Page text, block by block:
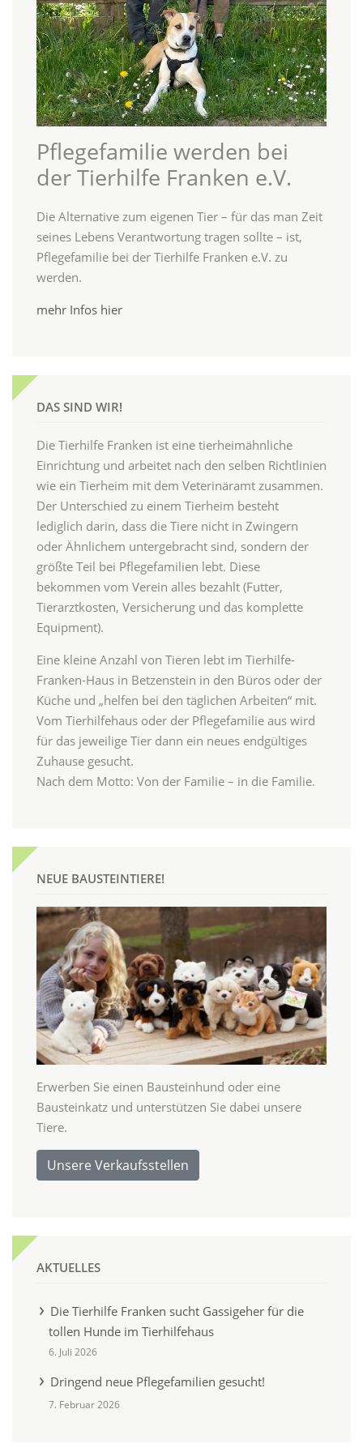
Pflegefamilie werden bei
der Tierhilfe Franken e.V.
Die Alternative zum eigenen Tier – für das man Zeit
seines Lebens Verantwortung tragen sollte – ist,
Pflegefamilie bei der Tierhilfe Franken e.V. zu
werden.
mehr Infos hier
DAS SIND WIR!
Die Tierhilfe Franken ist eine tierheimähnliche
Einrichtung und arbeitet nach den selben Richtlinien
wie ein Tierheim mit dem Veterinäramt zusammen.
Der Unterschied zu einem Tierheim besteht
lediglich darin, dass die Tiere nicht in Zwingern
oder Ähnlichem untergebracht sind, sondern der
größte Teil bei Pflegefamilien lebt. Diese
bekommen vom Verein alles bezahlt (Futter,
Tierarztkosten, Versicherung und das komplette
Equipment).
Eine kleine Anzahl von Tieren lebt im Tierhilfe-
Franken-Haus in Betzenstein in den Büros oder der
Küche und „helfen bei den täglichen Arbeiten“ mit.
Vom Tierhilfehaus oder der Pflegefamilie aus wird
für das jeweilige Tier dann ein neues endgültiges
Zuhause gesucht.
Nach dem Motto: Von der Familie – in die Familie.
NEUE BAUSTEINTIERE!
Erwerben Sie einen Bausteinhund oder eine
Bausteinkatz und unterstützen Sie dabei unsere
Tiere.
Unsere Verkaufsstellen
AKTUELLES
Die Tierhilfe Franken sucht Gassigeher für die
tollen Hunde im Tierhilfehaus
6. Juli 2026
Dringend neue Pflegefamilien gesucht!
7. Februar 2026